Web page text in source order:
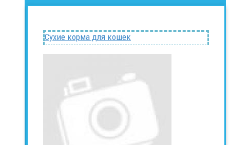
Сухие корма для кошек